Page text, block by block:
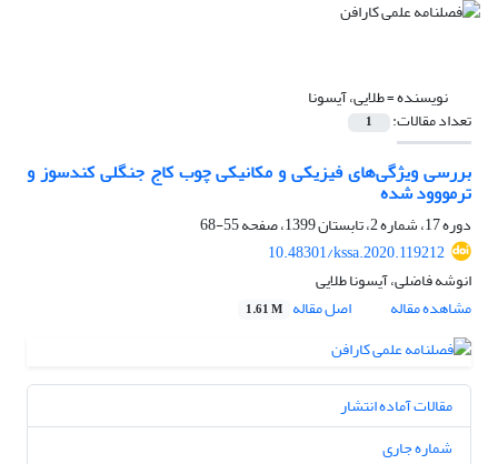
نویسنده =طلایی، آیسونا
تعداد مقالات: 1
بررسی ویژگی‌های فیزیکی و مکانیکی چوب کاج جنگلی کندسوز و
ترمووود شده
دوره 17، شماره 2، تابستان 1399، صفحه
55-68
10.48301/kssa.2020.119212
انوشه فاضلی، آیسونا طلایی
مشاهده مقاله
اصل مقاله 1.61 M
مقالات آماده انتشار
شماره جاری